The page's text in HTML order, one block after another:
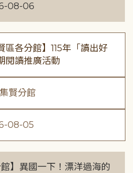
08-06
區各分館】115年「讀出好
閱讀推廣活動
賢分館
08-05
館】異國一下！漂洋過海的